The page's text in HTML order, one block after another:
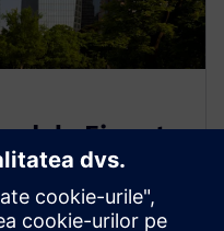
de Finanțe